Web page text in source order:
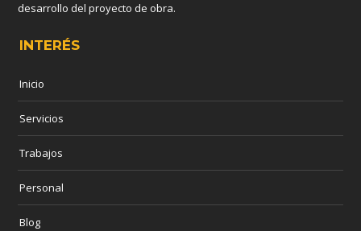
desarrollo del proyecto de obra.
INTERÉS
Inicio
Servicios
Trabajos
Personal
Blog